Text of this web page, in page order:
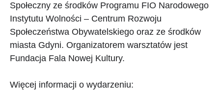
Społeczny ze środków Programu FIO Narodowego
Instytutu Wolności – Centrum Rozwoju
Społeczeństwa Obywatelskiego oraz ze środków
miasta Gdyni. Organizatorem warsztatów jest
Fundacja Fala Nowej Kultury.
Więcej informacji o wydarzeniu: